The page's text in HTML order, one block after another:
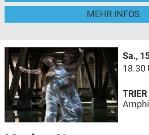
MEHR INFOS
Sa.,
18.30
TRIER